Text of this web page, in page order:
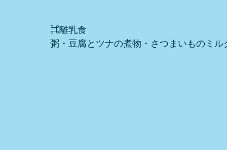
⌘離乳食
粥・豆腐とツナの煮物・さつまいものミル